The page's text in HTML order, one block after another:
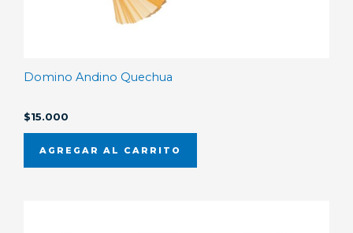
Domino Andino Quechua
$15.000
AGREGAR AL CARRITO